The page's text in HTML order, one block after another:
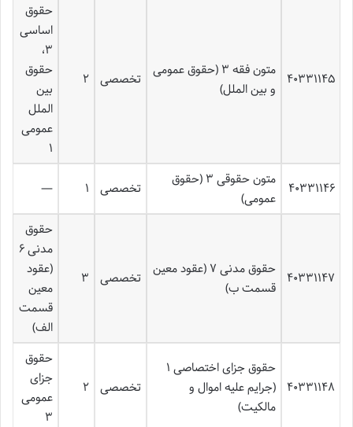
۴۰۳۳۱۱۴۵
متون فقه ۳ (حقوق عمومی
و بین الملل)
تخصصی ۲
حقوق
اساسی
۳،
حقوق
بین
الملل
عمومی
۱
۴۰۳۳۱۱۴۶
متون حقوقی ۳ (حقوق
عمومی)
تخصصی ۱ —
۴۰۳۳۱۱۴۷
حقوق مدنی ۷ (عقود معین
قسمت ب)
تخصصی ۳
حقوق
مدنی ۶
(عقود
معین
قسمت
الف)
۴۰۳۳۱۱۴۸
حقوق جزای اختصاصی ۱
(جرایم علیه اموال و
مالکیت)
تخصصی ۲
حقوق
جزای
عمومی
۳